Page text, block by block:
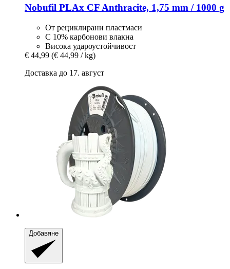
Nobufil PLAx CF Anthracite, 1,75 mm / 1000 g
От рециклирани пластмаси
С 10% карбонови влакна
Висока удароустойчивост
€ 44,99 (€ 44,99 / kg)
Доставка до 17. август
Добавяне